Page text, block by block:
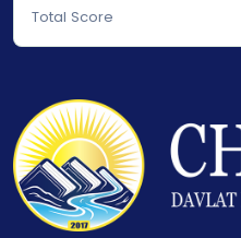
Total Score